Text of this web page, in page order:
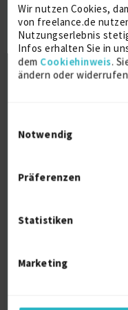
Wir nutzen Cookies,
von freelance.de
Nutzungserlebnis
Infos erhalten Sie in
dem Cookiehinweis.
ändern oder
Notwendig
Präferenzen
Statistiken
Marketing
2005
Paris
Über mich
betreue seit über
Kampagnen
Commerce Manager
überzeugenden,
gesamte Spektrum
Kampagnenziele
übergeordnete